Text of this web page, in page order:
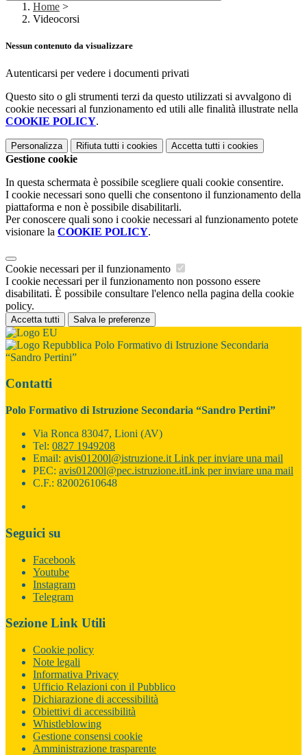
Home >
Videocorsi
Nessun contenuto da visualizzare
Autenticarsi per vedere i documenti privati
Questo sito o gli strumenti terzi da questo utilizzati si avvalgono di
cookie necessari al funzionamento ed utili alle finalità illustrate nella
COOKIE POLICY.
Personalizza Rifiuta tutti i cookies Accetta tutti i cookies
Gestione cookie
In questa schermata è possibile scegliere quali cookie consentire.
I cookie necessari sono quelli che consentono il funzionamento della
piattaforma e non è possibile disabilitarli.
Per conoscere quali sono i cookie necessari al funzionamento potete
visionare la COOKIE POLICY.
Cookie necessari per il funzionamento
I cookie necessari per il funzionamento non possono essere
disabilitati. È possibile consultare l'elenco nella pagina della cookie
policy.
Accetta tutti Salva le preferenze
Polo Formativo di Istruzione Secondaria
“Sandro Pertini”
Contatti
Polo Formativo di Istruzione Secondaria “Sandro Pertini”
Via Ronca 83047, Lioni (AV)
Tel: 0827 1949208
Email: avis01200l@istruzione.it Link per inviare una mail
PEC: avis01200l@pec.istruzione.itLink per inviare una mail
C.F.: 82002610648
Seguici su
Facebook
Youtube
Instagram
Telegram
Sezione Link Utili
Cookie policy
Note legali
Informativa Privacy
Ufficio Relazioni con il Pubblico
Dichiarazione di accessibilità
Obiettivi di accessibilità
Whistleblowing
Gestione consensi cookie
Amministrazione trasparente